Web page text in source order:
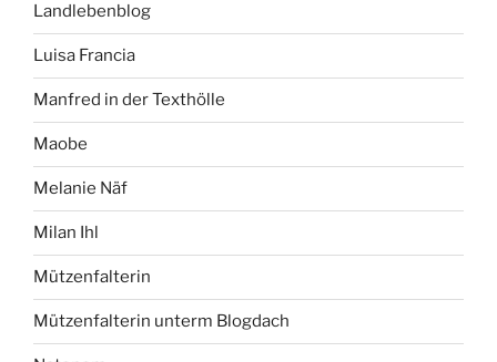
Landlebenblog
Luisa Francia
Manfred in der Texthölle
Maobe
Melanie Näf
Milan Ihl
Mützenfalterin
Mützenfalterin unterm Blogdach